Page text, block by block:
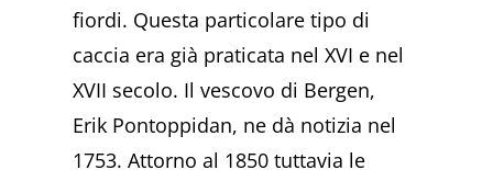
fiordi. Questa particolare tipo di
caccia era già praticata nel XVI e nel
XVII secolo. Il vescovo di Bergen,
Erik Pontoppidan, ne dà notizia nel
1753. Attorno al 1850 tuttavia le